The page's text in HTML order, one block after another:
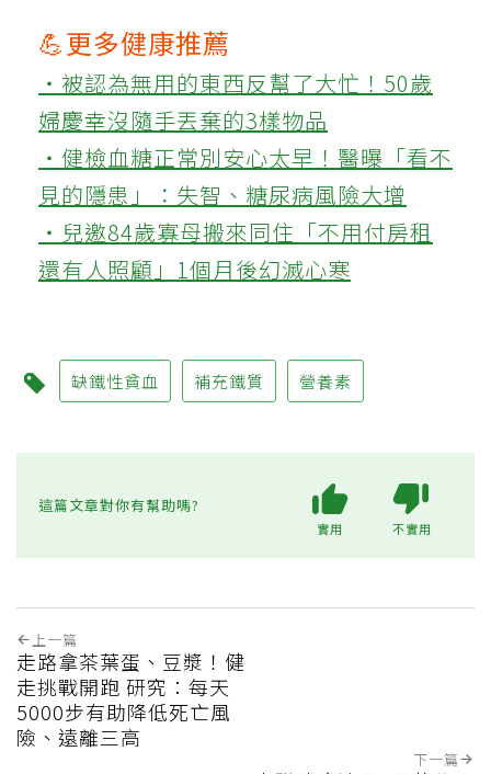
💪更多健康推薦
‧被認為無用的東西反幫了大忙！50歲
婦慶幸沒隨手丟棄的3樣物品
‧健檢血糖正常別安心太早！醫曝「看不
見的隱患」：失智、糖尿病風險大增
‧兒邀84歲寡母搬來同住「不用付房租
還有人照顧」1個月後幻滅心寒
缺鐵性貧血 補充鐵質 營養素
這篇文章對你有幫助嗎?
實用 不實用
上一篇
走路拿茶葉蛋、豆漿！健
走挑戰開跑 研究：每天
5000步有助降低死亡風
險、遠離三高
下一篇